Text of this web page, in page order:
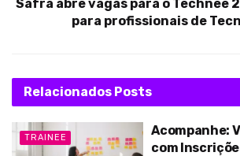
Safra abre vagas para o Technee
para profissionais de
Relacionados Posts
TRAINEE
Acompanhe:
com